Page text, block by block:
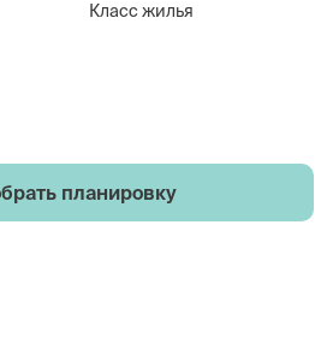
Класс жилья
планировку